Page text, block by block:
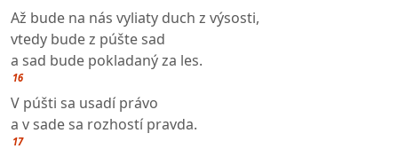
Až bude na nás vyliaty duch z výsosti,
vtedy bude z púšte sad
a sad bude pokladaný za les.
16
V púšti sa usadí právo
a v sade sa rozhostí pravda.
17